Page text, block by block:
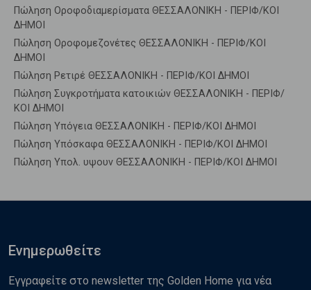
Πώληση Οροφοδιαμερίσματα ΘΕΣΣΑΛΟΝΙΚΗ - ΠΕΡΙΦ/ΚΟΙ
ΔΗΜΟΙ
Πώληση Οροφομεζονέτες ΘΕΣΣΑΛΟΝΙΚΗ - ΠΕΡΙΦ/ΚΟΙ
ΔΗΜΟΙ
Πώληση Ρετιρέ ΘΕΣΣΑΛΟΝΙΚΗ - ΠΕΡΙΦ/ΚΟΙ ΔΗΜΟΙ
Πώληση Συγκροτήματα κατοικιών ΘΕΣΣΑΛΟΝΙΚΗ - ΠΕΡΙΦ/
ΚΟΙ ΔΗΜΟΙ
Πώληση Υπόγεια ΘΕΣΣΑΛΟΝΙΚΗ - ΠΕΡΙΦ/ΚΟΙ ΔΗΜΟΙ
Πώληση Υπόσκαφα ΘΕΣΣΑΛΟΝΙΚΗ - ΠΕΡΙΦ/ΚΟΙ ΔΗΜΟΙ
Πώληση Υπολ. υψουν ΘΕΣΣΑΛΟΝΙΚΗ - ΠΕΡΙΦ/ΚΟΙ ΔΗΜΟΙ
Ενημερωθείτε
Εγγραφείτε στο newsletter της Golden Home για νέα